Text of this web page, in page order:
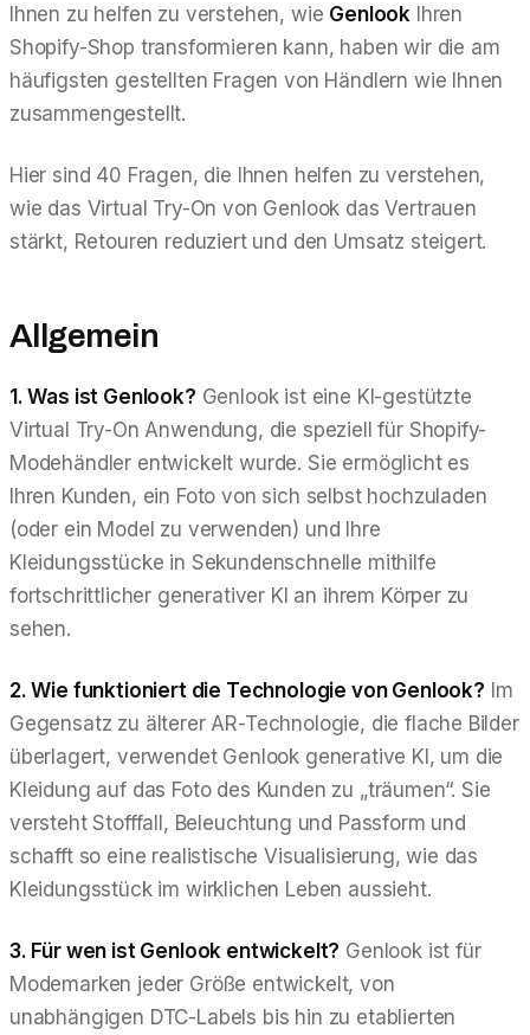
Ihnen zu helfen zu verstehen, wie Genlook Ihren
Shopify-Shop transformieren kann, haben wir die am
häufigsten gestellten Fragen von Händlern wie Ihnen
zusammengestellt.
Hier sind 40 Fragen, die Ihnen helfen zu verstehen,
wie das Virtual Try-On von Genlook das Vertrauen
stärkt, Retouren reduziert und den Umsatz steigert.
Allgemein
1. Was ist Genlook? Genlook ist eine KI-gestützte
Virtual Try-On Anwendung, die speziell für Shopify-
Modehändler entwickelt wurde. Sie ermöglicht es
Ihren Kunden, ein Foto von sich selbst hochzuladen
(oder ein Model zu verwenden) und Ihre
Kleidungsstücke in Sekundenschnelle mithilfe
fortschrittlicher generativer KI an ihrem Körper zu
sehen.
2. Wie funktioniert die Technologie von Genlook? Im
Gegensatz zu älterer AR-Technologie, die flache Bilder
überlagert, verwendet Genlook generative KI, um die
Kleidung auf das Foto des Kunden zu „träumen“. Sie
versteht Stofffall, Beleuchtung und Passform und
schafft so eine realistische Visualisierung, wie das
Kleidungsstück im wirklichen Leben aussieht.
3. Für wen ist Genlook entwickelt? Genlook ist für
Modemarken jeder Größe entwickelt, von
unabhängigen DTC-Labels bis hin zu etablierten